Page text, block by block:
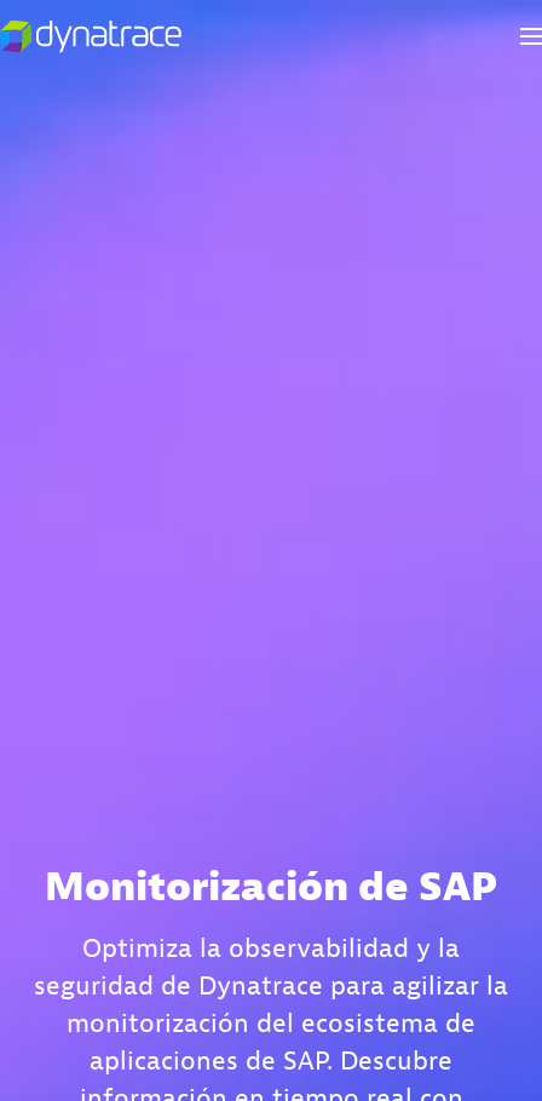
Monitorización de SAP
Optimiza la observabilidad y la
seguridad de Dynatrace para agilizar la
monitorización del ecosistema de
aplicaciones de SAP. Descubre